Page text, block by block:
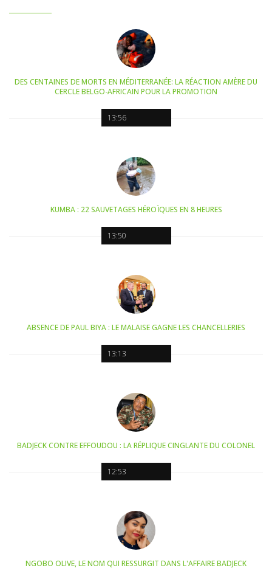
13:56
DES CENTAINES DE MORTS EN MÉDITERRANÉE: LA RÉACTION AMÈRE DU
CERCLE BELGO-AFRICAIN POUR LA PROMOTION
13:50
KUMBA : 22 SAUVETAGES HÉROÏQUES EN 8 HEURES
13:13
ABSENCE DE PAUL BIYA : LE MALAISE GAGNE LES CHANCELLERIES
12:53
BADJECK CONTRE EFFOUDOU : LA RÉPLIQUE CINGLANTE DU COLONEL
NGOBO OLIVE, LE NOM QUI RESSURGIT DANS L'AFFAIRE BADJECK